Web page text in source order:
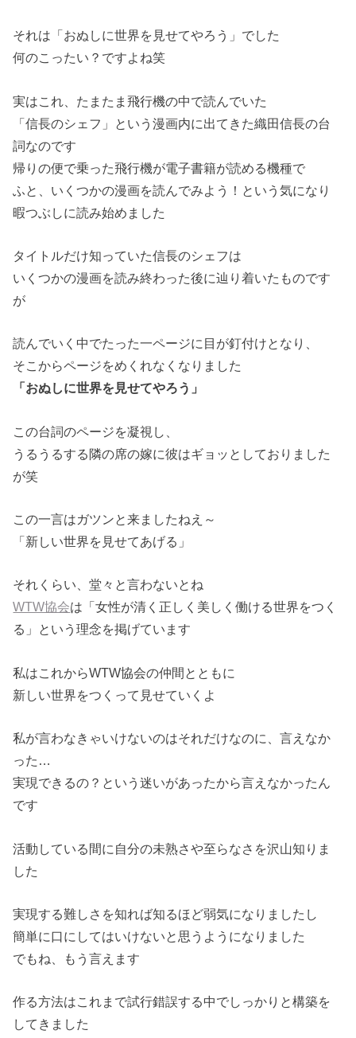
それは「おぬしに世界を見せてやろう」でした
何のこったい？ですよね笑
実はこれ、たまたま飛行機の中で読んでいた
「信長のシェフ」という漫画内に出てきた織田信長の台
詞なのです
帰りの便で乗った飛行機が電子書籍が読める機種で
ふと、いくつかの漫画を読んでみよう！という気になり
暇つぶしに読み始めました
タイトルだけ知っていた信長のシェフは
いくつかの漫画を読み終わった後に辿り着いたものです
が
読んでいく中でたった一ページに目が釘付けとなり、
そこからページをめくれなくなりました
「おぬしに世界を見せてやろう」
この台詞のページを凝視し、
うるうるする隣の席の嫁に彼はギョッとしておりました
が笑
この一言はガツンと来ましたねえ～
「新しい世界を見せてあげる」
それくらい、堂々と言わないとね
WTW協会は「女性が清く正しく美しく働ける世界をつく
る」という理念を掲げています
私はこれからWTW協会の仲間とともに
新しい世界をつくって見せていくよ
私が言わなきゃいけないのはそれだけなのに、言えなか
った…
実現できるの？という迷いがあったから言えなかったん
です
活動している間に自分の未熟さや至らなさを沢山知りま
した
実現する難しさを知れば知るほど弱気になりましたし
簡単に口にしてはいけないと思うようになりました
でもね、もう言えます
作る方法はこれまで試行錯誤する中でしっかりと構築を
してきました